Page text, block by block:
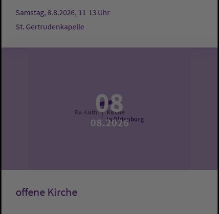
Samstag, 8.8.2026, 11-13 Uhr
St. Gertrudenkapelle
08
08.2026
offene Kirche